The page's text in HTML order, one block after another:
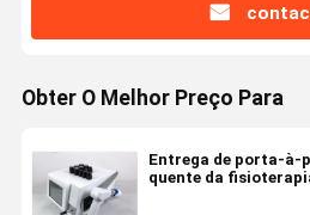
Obter O Melhor Preço Para
Entrega de porta-à-
quente da